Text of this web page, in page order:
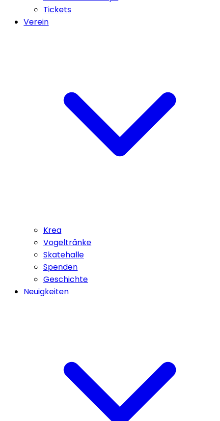
Tickets
Verein
Krea
Vogeltränke
Skatehalle
Spenden
Geschichte
Neuigkeiten